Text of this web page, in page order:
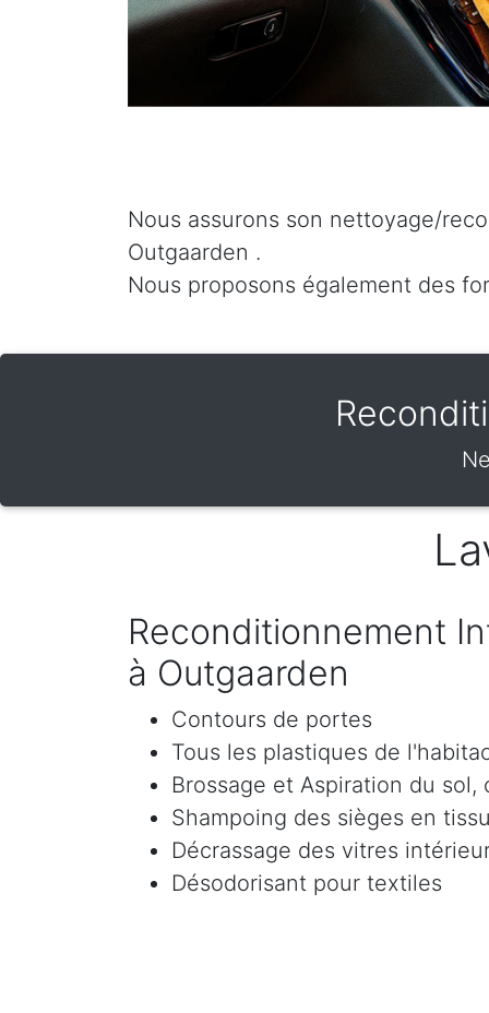
Nous assurons son nettoyage/
Outgaarden .
Nous proposons également des
Reconditionnement
à Outgaarden
Contours de portes
Tous les plastiques de
Brossage et Aspiration du
Shampoing des sièges en
Décrassage des vitres
Désodorisant pour textiles